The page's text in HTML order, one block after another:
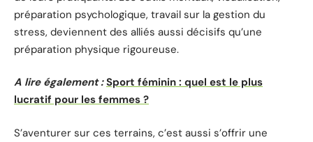
préparation psychologique, travail sur la gestion du
stress, deviennent des alliés aussi décisifs qu’une
préparation physique rigoureuse.
A lire également : Sport féminin : quel est le plus
lucratif pour les femmes ?
S’aventurer sur ces terrains, c’est aussi s’offrir une